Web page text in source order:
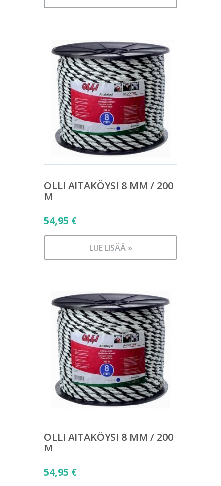
OLLI AITAKÖYSI 8 MM / 200
M
54,95 €
LUE LISÄÄ »
OLLI AITAKÖYSI 8 MM / 200
M
54,95 €